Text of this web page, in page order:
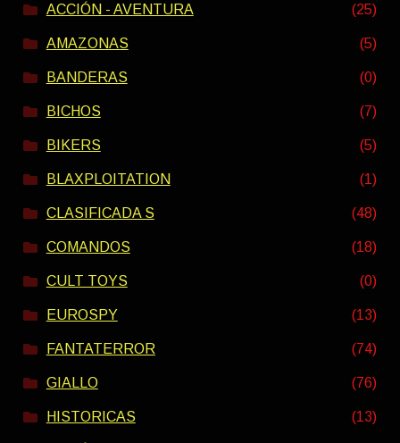
ACCIÓN - AVENTURA (25)
AMAZONAS (5)
BANDERAS (0)
BICHOS (7)
BIKERS (5)
BLAXPLOITATION (1)
CLASIFICADA S (48)
COMANDOS (18)
CULT TOYS (0)
EUROSPY (13)
FANTATERROR (74)
GIALLO (76)
HISTORICAS (13)